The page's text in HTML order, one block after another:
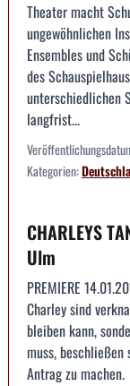
Theater macht
ungewöhnlichen
Ensembles und
des
unterschiedlichen
langfrist...
Kategorien:
CHARLEYS
Ulm
PREMIERE
Charley sind
bleiben kann,
muss,
Antrag zu machen.